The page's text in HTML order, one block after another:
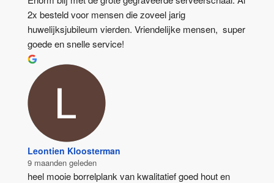
2x besteld voor mensen die zoveel jarig
huwelijksjubileum vierden. Vriendelijke mensen,  super
goede en snelle service!
Leontien Kloosterman
9 maanden geleden
heel mooie borrelplank van kwalitatief goed hout en